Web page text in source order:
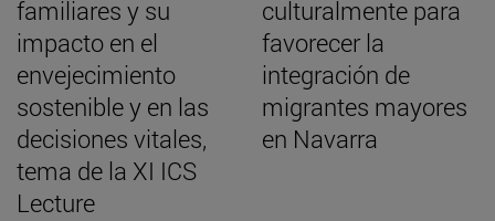
familiares y su
impacto en el
envejecimiento
sostenible y en las
decisiones vitales,
tema de la XI ICS
Lecture
culturalmente para
favorecer la
integración de
migrantes mayores
en Navarra